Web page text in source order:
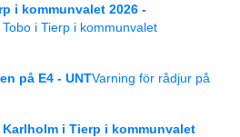
i kommunvalet 2026 -
i Tierp i kommunvalet
på E4 - UNTVarning för rådjur på
i Tierp i kommunvalet